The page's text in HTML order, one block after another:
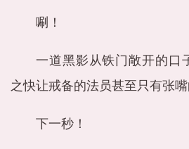
唰！
一道黑影从铁门敞开的口
之快让戒备的法员甚至只有张嘴
下一秒！